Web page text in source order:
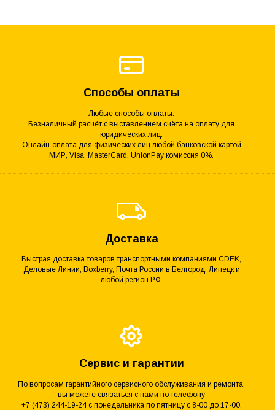
Способы оплаты
Любые способы оплаты.
Безналичный расчёт с выставлением счёта на оплату для
юридических лиц.
Онлайн-оплата для физических лиц любой банковской картой
МИР, Visa, MasterCard, UnionPay комиссия 0%.
Доставка
Быстрая доставка товаров транспортными компаниями CDEK,
Деловые Линии, Boxberry, Почта России в Белгород, Липецк и
любой регион РФ.
Сервис и гарантии
По вопросам гарантийного сервисного обслуживания и ремонта,
вы можете связаться с нами по телефону
+7 (473) 244-19-24 с понедельника по пятницу с 8-00 до 17-00.